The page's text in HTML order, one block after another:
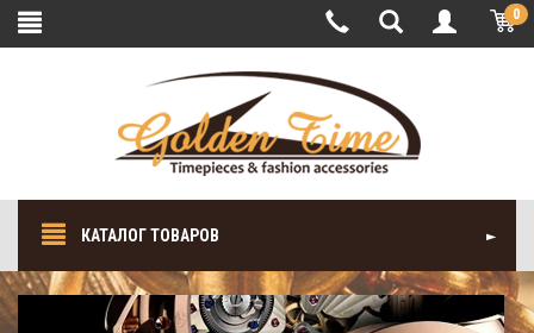
0
КАТАЛОГ ТОВАРОВ